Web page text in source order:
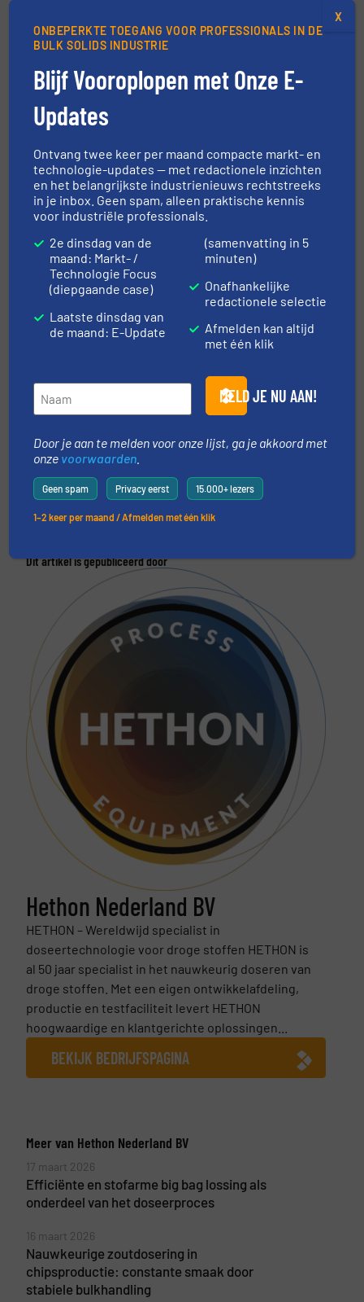
Over HETHON
HETHON Nederland B.V.is al meer dan 50 jaar
specialist in doseer- en transportsystemen
voor poeders en granulaten. Het bedrijf
voedingsmiddelen-, farmaceutische,
chemische en kunststofindustrie. Met feeders
met flexibele wand, geïntegreerde
weegtechniek en slimme besturing levert
HETHON unieke technologie voor
betrouwbare, hygiënische en segregatievrije
dosering – zelfs bij de meest lastige poeders.
MEER INFORMATIE EN TOEPASSINGEN:
WWW.HETHON.NL
Meer in Innovaties
Deel dit bericht
Dit artikel is gepubliceerd door
Hethon Nederland BV
HETHON – Wereldwijd specialist in
doseertechnologie voor droge stoffen HETHON is
al 50 jaar specialist in het nauwkeurig doseren van
droge stoffen. Met een eigen ontwikkelafdeling,
productie en testfaciliteit levert HETHON
hoogwaardige en klantgerichte oplossingen...
BEKIJK BEDRIJFSPAGINA
Meer van Hethon Nederland BV
17 maart 2026
Efficiënte en stofarme big bag lossing als
onderdeel van het doseerproces
16 maart 2026
Nauwkeurige zoutdosering in
chipsproductie: constante smaak door
stabiele bulkhandling
ONBEPERKTE TOEGANG VOOR PROFESSIONALS IN DE
BULK SOLIDS INDUSTRIE
Blijf Vooroplopen met Onze E-
Updates
Ontvang twee keer per maand compacte markt- en
technologie-updates — met redactionele inzichten
en het belangrijkste industrienieuws rechtstreeks
in je inbox. Geen spam, alleen praktische kennis
voor industriële professionals.
2e dinsdag van de
maand: Markt- /
Technologie Focus
(diepgaande case)
Laatste dinsdag van
de maand: E-Update
(samenvatting in 5
minuten)
Onafhankelijke
redactionele selectie
Afmelden kan altijd
met één klik
MELD JE NU AAN!
Door je aan te melden voor onze lijst, ga je akkoord met
onze voorwaarden
Geen spam Privacy eerst 15.000+ lezers
1–2 keer per maand / Afmelden met één klik
X